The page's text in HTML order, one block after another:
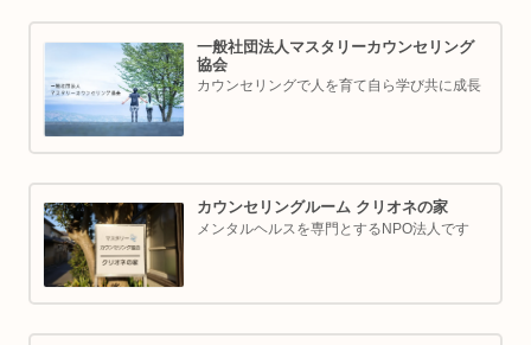
一般社団法人マスタリーカウンセリング
協会
カウンセリングで人を育て自ら学び共に成長
カウンセリングルーム クリオネの家
メンタルヘルスを専門とするNPO法人です